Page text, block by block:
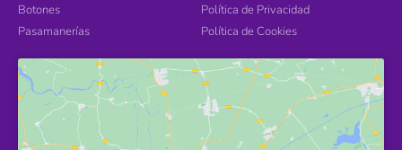
Botones
Pasamanerías
Política de Privacidad
Política de Cookies